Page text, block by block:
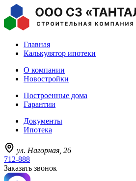
Главная
Калькулятор ипотеки
О компании
Новостройки
Построенные дома
Гарантии
Документы
Ипотека
ул. Нагорная, 26
712-888
Заказать звонок